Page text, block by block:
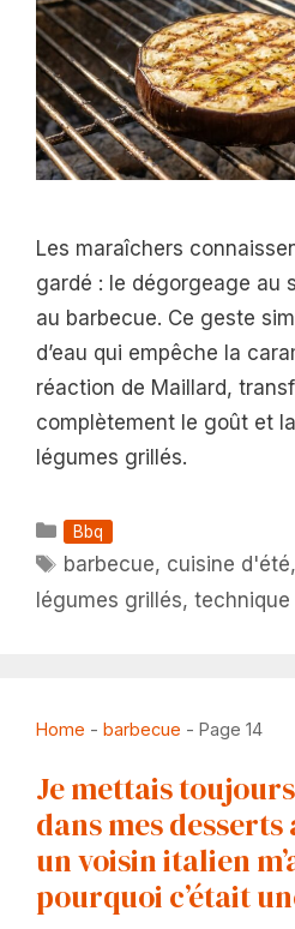
Les maraîchers
gardé : le dégorgeage au
au barbecue. Ce geste
d’eau qui empêche la
réaction de Maillard,
complètement le goût et
légumes grillés.
Catégories
Bbq
Étiquettes
barbecue, cuisine d'été,
légumes grillés, technique
Home - barbecue - Page 14
Je mettais
dans mes
un voisin italien
pourquoi c’était